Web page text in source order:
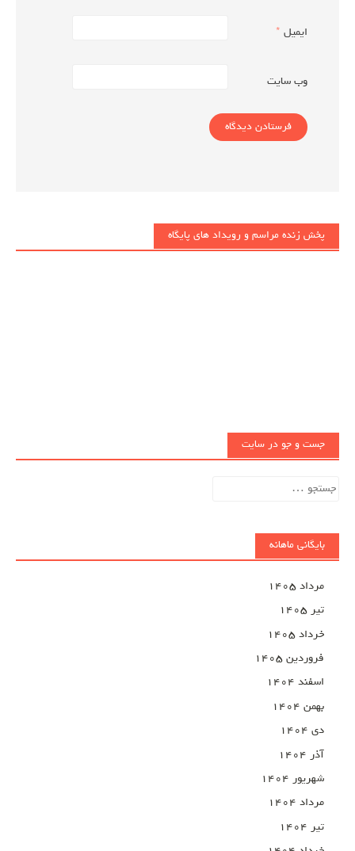
ایمیل *
وب‌ سایت
پخش زنده مراسم و رویداد های پایگاه
جست و جو در سایت
جستجو
بایگانی ماهانه
مرداد ۱۴۰۵
تیر ۱۴۰۵
خرداد ۱۴۰۵
فروردین ۱۴۰۵
اسفند ۱۴۰۴
بهمن ۱۴۰۴
دی ۱۴۰۴
آذر ۱۴۰۴
شهریور ۱۴۰۴
مرداد ۱۴۰۴
تیر ۱۴۰۴